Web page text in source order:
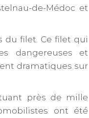
de-Médoc et
du filet. Ce filet qui
dangereuses et
dramatiques sur
près de mille
ont été